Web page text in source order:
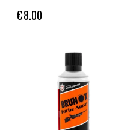
€8.00